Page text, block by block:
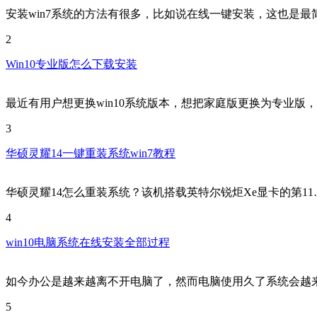
安装win7系统的方法有很多，比如说在线一键安装，这也是
2
Win10专业版怎么下载安装
最近有用户想更换win10系统版本，想把家庭版更换为专业版
3
华硕灵耀14一键重装系统win7教程
华硕灵耀14怎么重装系统？该机搭载英特尔锐炬Xe显卡的第
4
win10电脑系统在线安装全部过程
如今办公是越来越离不开电脑了，然而电脑使用久了系统会
5